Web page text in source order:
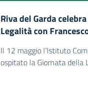
Riva del Garda
Legalità con
Il 12 maggio l’Istituto
ospitato la Giornata della